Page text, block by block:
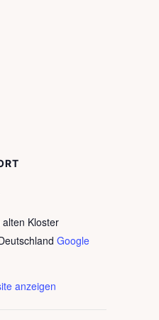
Kloster
Google
anzeigen